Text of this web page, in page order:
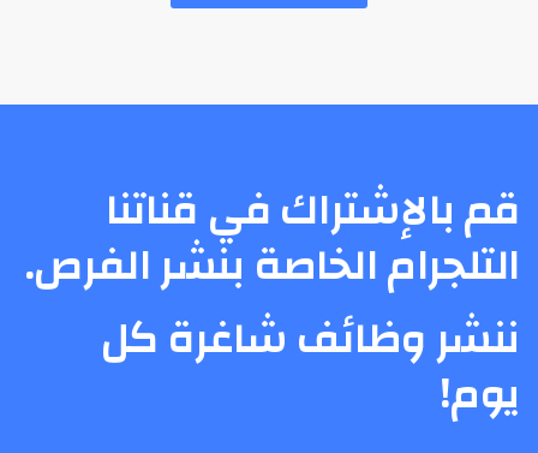
قم بالإشتراك في قناتنا
التلجرام الخاصة بنشر الفرص.
ننشر وظائف شاغرة كل
يوم!